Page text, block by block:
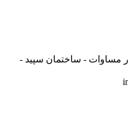
مساوات - ساختمان سپید -